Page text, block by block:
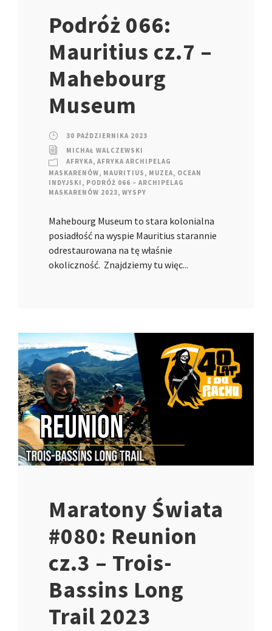
Podróż 066:
Mauritius cz.7 –
Mahebourg
Museum
30 PAŹDZIERNIKA 2023
MICHAŁ WALCZEWSKI
AFRYKA, AFRYKA ARCHIPELAG
MASKARENÓW, MAURITIUS , MUZEA, OCEAN
INDYJSKI , PODRÓŻ 066 – ARCHIPELAG
MASKARENÓW 2023, WYSPY
Mahebourg Museum to stara kolonialna
posiadłość na wyspie Mauritius starannie
odrestaurowana na tę właśnie
okoliczność. Znajdziemy tu więc...
Maratony Świata
#080: Reunion
cz.3 – Trois-
Bassins Long
Trail 2023